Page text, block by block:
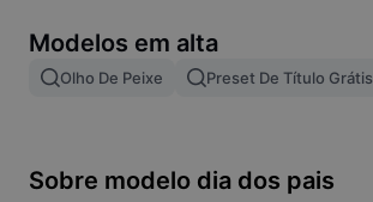
Mesclar imagens
Redimensionar Imagem
Modelos em alta
Olho De Peixe Preset De Título Grátis
Sobre modelo dia dos pais